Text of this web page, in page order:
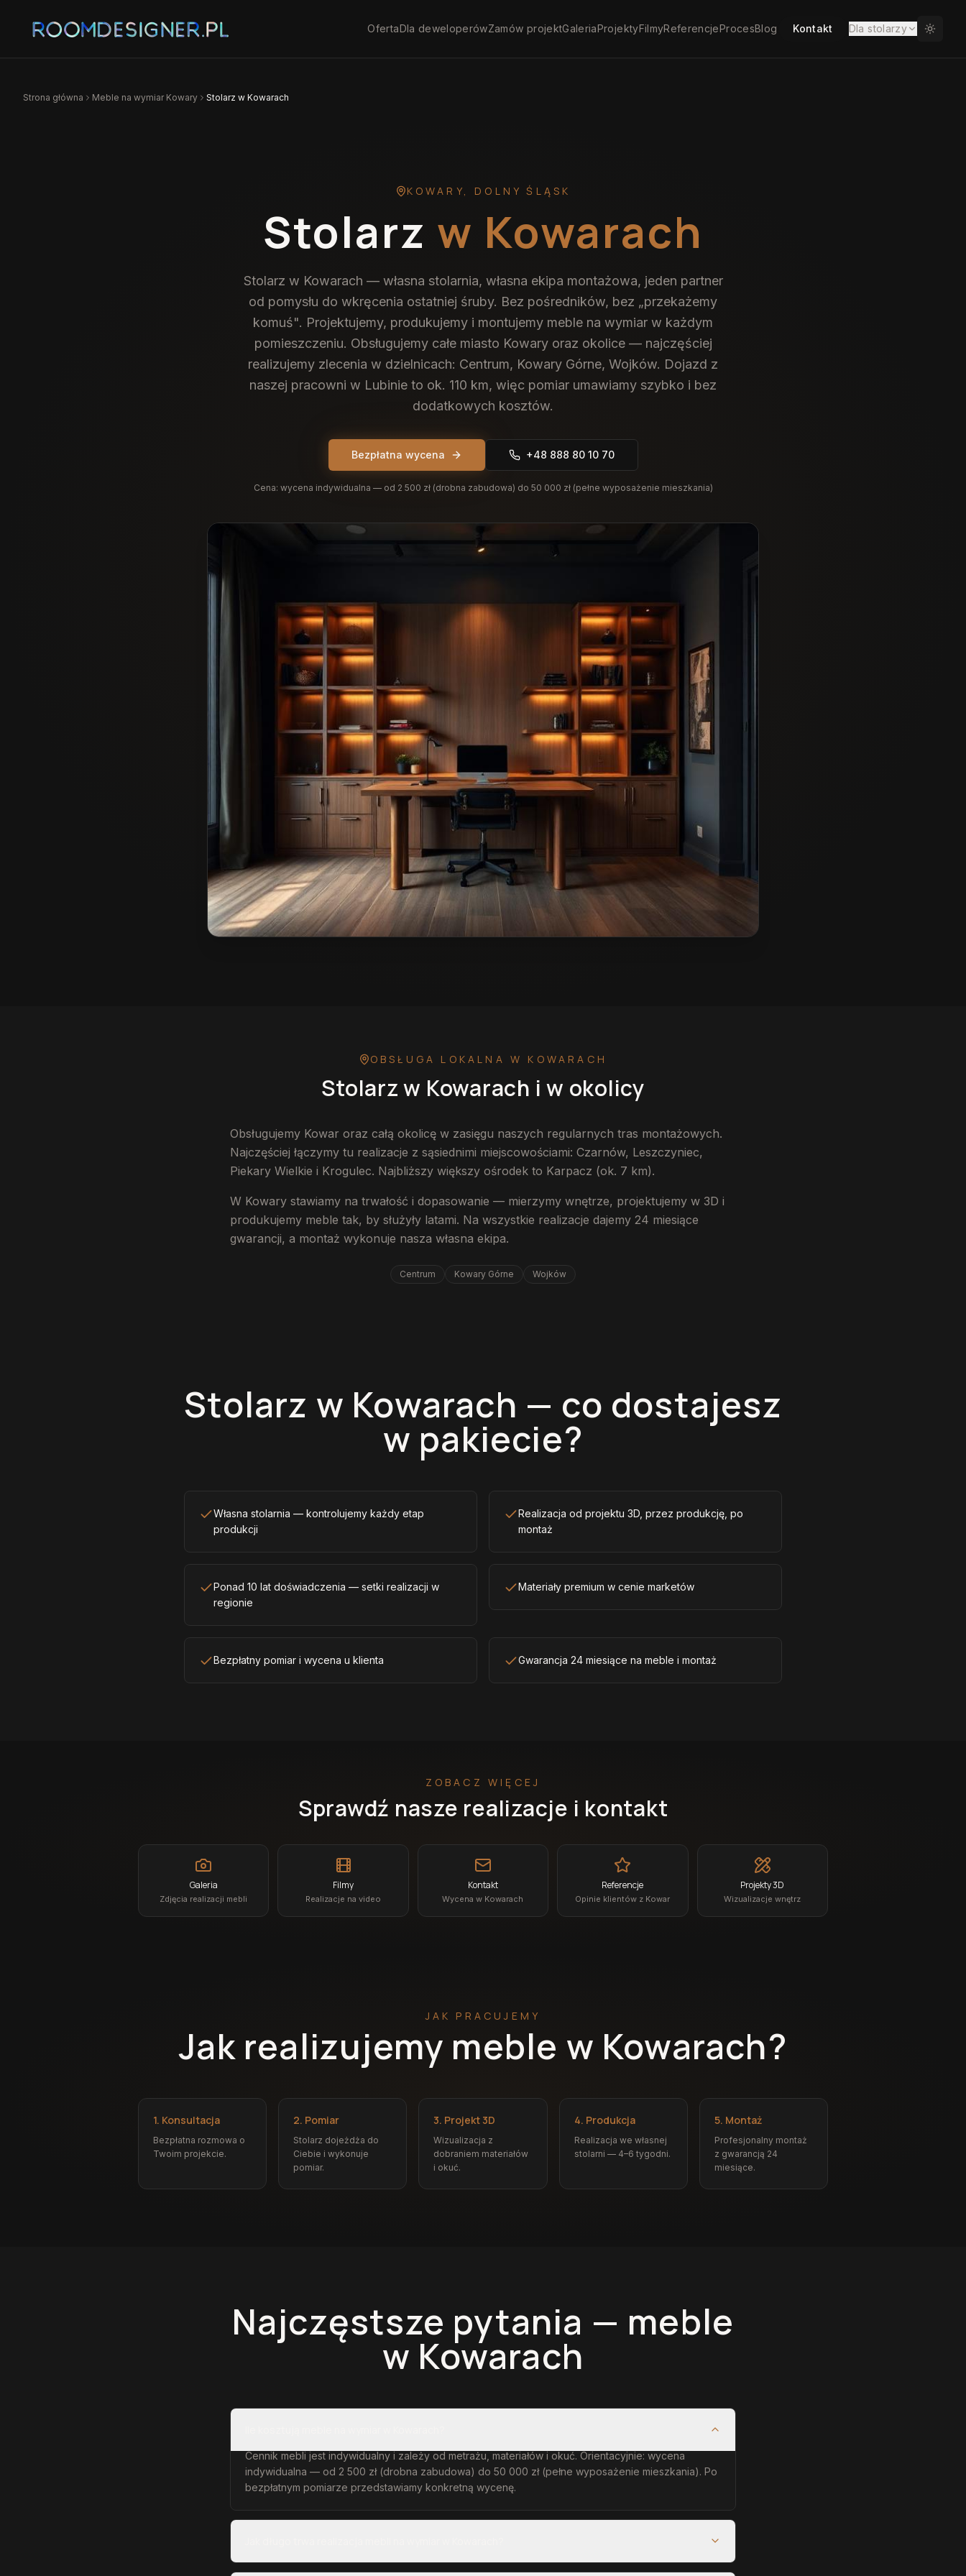
OfertaDla deweloperówZamów projektGaleriaProjektyFilmyReferencjeProcesBlog Kontakt Dla stolarzy
Strona główna Meble na wymiar Kowary Stolarz w Kowarach
KOWARY, DOLNY ŚLĄSK
Stolarz w Kowarach
Stolarz w Kowarach — własna stolarnia, własna ekipa montażowa, jeden partner
od pomysłu do wkręcenia ostatniej śruby. Bez pośredników, bez „przekażemy
komuś". Projektujemy, produkujemy i montujemy meble na wymiar w każdym
pomieszczeniu. Obsługujemy całe miasto Kowary oraz okolice — najczęściej
realizujemy zlecenia w dzielnicach: Centrum, Kowary Górne, Wojków. Dojazd z
naszej pracowni w Lubinie to ok. 110 km, więc pomiar umawiamy szybko i bez
dodatkowych kosztów.
Bezpłatna wycena +48 888 80 10 70
Cena: wycena indywidualna — od 2 500 zł (drobna zabudowa) do 50 000 zł (pełne wyposażenie mieszkania)
OBSŁUGA LOKALNAW KOWARACH
Stolarz w Kowarach i w okolicy
Obsługujemy Kowar oraz całą okolicę w zasięgu naszych regularnych tras montażowych.
Najczęściej łączymy tu realizacje z sąsiednimi miejscowościami: Czarnów, Leszczyniec,
Piekary Wielkie i Krogulec. Najbliższy większy ośrodek to Karpacz (ok. 7 km).
W Kowary stawiamy na trwałość i dopasowanie — mierzymy wnętrze, projektujemy w 3D i
produkujemy meble tak, by służyły latami. Na wszystkie realizacje dajemy 24 miesiące
gwarancji, a montaż wykonuje nasza własna ekipa.
Centrum Kowary Górne Wojków
Stolarz w Kowarach — co dostajesz
w pakiecie?
Własna stolarnia — kontrolujemy każdy etap
produkcji
Realizacja od projektu 3D, przez produkcję, po
montaż
Ponad 10 lat doświadczenia — setki realizacji w
regionie
Materiały premium w cenie marketów
Bezpłatny pomiar i wycena u klienta Gwarancja 24 miesiące na meble i montaż
ZOBACZ WIĘCEJ
Sprawdź nasze realizacje i kontakt
Galeria
Zdjęcia realizacji mebli
Filmy
Realizacje na video
Kontakt
Wycena w Kowarach
Referencje
Opinie klientów z Kowar
Projekty 3D
Wizualizacje wnętrz
JAK PRACUJEMY
Jak realizujemy meble w Kowarach?
1. Konsultacja
Bezpłatna rozmowa o
Twoim projekcie.
2. Pomiar
Stolarz dojeżdża do
Ciebie i wykonuje
pomiar.
3. Projekt 3D
Wizualizacja z
dobraniem materiałów
i okuć.
4. Produkcja
Realizacja we własnej
stolarni — 4–6 tygodni.
5. Montaż
Profesjonalny montaż
z gwarancją 24
miesiące.
Najczęstsze pytania — meble
w Kowarach
Cennik mebli jest indywidualny i zależy od metrażu, materiałów i okuć. Orientacyjnie: wycena
indywidualna — od 2 500 zł (drobna zabudowa) do 50 000 zł (pełne wyposażenie mieszkania). Po
bezpłatnym pomiarze przedstawiamy konkretną wycenę.